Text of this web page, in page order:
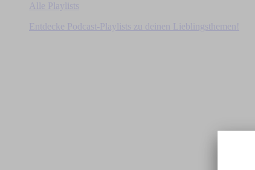
Alle Playlists
Entdecke Podcast-Playlists zu deinen Lieblingsthemen!